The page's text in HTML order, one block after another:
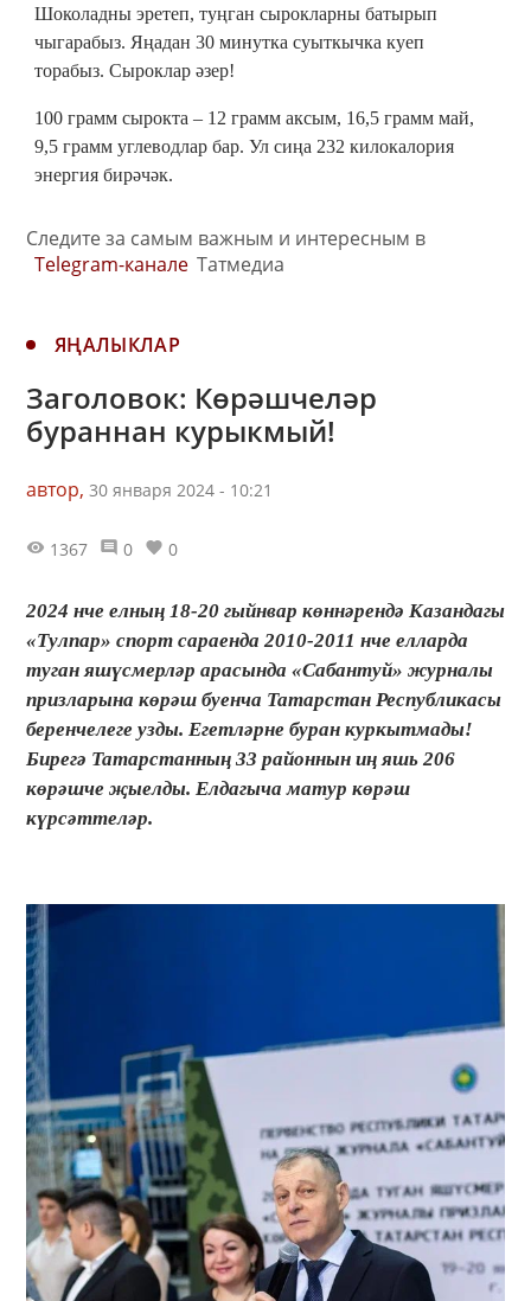
Шоколадны эретеп, туңган сырокларны батырып
чыгарабыз. Яңадан 30 минутка суыткычка куеп
торабыз. Сыроклар әзер!
100 грамм сырокта – 12 грамм аксым, 16,5 грамм май,
9,5 грамм углеводлар бар. Ул сиңа 232 килокалория
энергия бирәчәк.
Следите за самым важным и интересным в
Telegram-канале Татмедиа
ЯҢАЛЫКЛАР
Заголовок: Көрәшчеләр
бураннан курыкмый!
автор, 30 января 2024 - 10:21
1367 0 0
2024 нче елның 18-20 гыйнвар көннәрендә Казандагы
«Тулпар» спорт сараенда 2010-2011 нче елларда
туган яшүсмерләр арасында «Сабантуй» журналы
призларына көрәш буенча Татарстан Республикасы
беренчелеге узды. Егетләрне буран куркытмады!
Бирегә Татарстанның 33 районнын иң яшь 206
көрәшче җыелды. Елдагыча матур көрәш
күрсәттеләр.